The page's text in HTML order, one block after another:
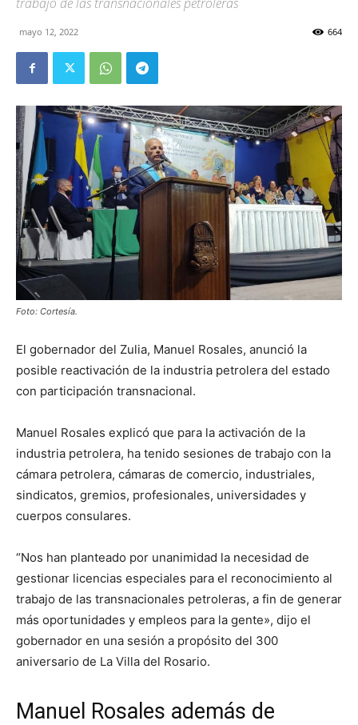
mayo 12, 2022 664
Foto: Cortesía.
El gobernador del Zulia, Manuel Rosales, anunció la
posible reactivación de la industria petrolera del estado
con participación transnacional.
Manuel Rosales explicó que para la activación de la
industria petrolera, ha tenido sesiones de trabajo con la
cámara petrolera, cámaras de comercio, industriales,
sindicatos, gremios, profesionales, universidades y
cuerpos consulares.
“Nos han planteado por unanimidad la necesidad de
gestionar licencias especiales para el reconocimiento al
trabajo de las transnacionales petroleras, a fin de generar
más oportunidades y empleos para la gente», dijo el
gobernador en una sesión a propósito del 300
aniversario de La Villa del Rosario.
Manuel Rosales además de